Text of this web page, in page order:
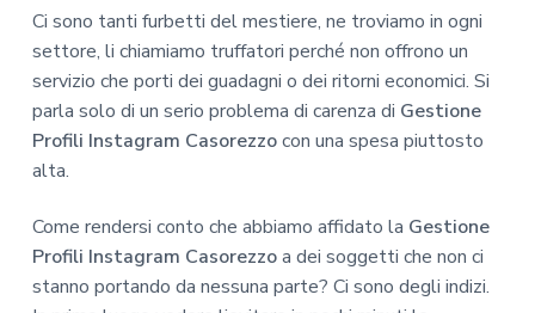
Ci sono tanti furbetti del mestiere, ne troviamo in ogni
settore, li chiamiamo truffatori perché non offrono un
servizio che porti dei guadagni o dei ritorni economici. Si
parla solo di un serio problema di carenza di Gestione
Profili Instagram Casorezzocon una spesa piuttosto
alta.
Come rendersi conto che abbiamo affidato la Gestione
Profili Instagram Casorezzoa dei soggetti che non ci
stanno portando da nessuna parte? Ci sono degli indizi.